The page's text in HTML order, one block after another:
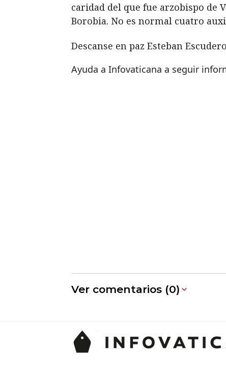
caridad del que fue arzobispo de
Borobia. No es normal cuatro
Descanse en paz Esteban
Ayuda a Infovaticana a seguir
Ver comentarios (0)